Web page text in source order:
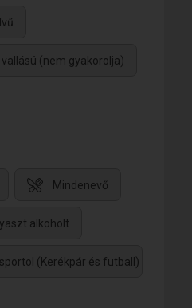
(nem gyakorolja)
Mindenevő
alkoholt
(Kerékpár és futball)